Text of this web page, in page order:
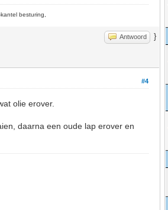
besturing,
Antwoord }
#4
olie erover.
daarna een oude lap erover en